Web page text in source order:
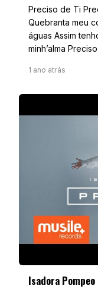
Preciso de Ti
Quebranta meu
águas Assim
minh’alma
1 ano atrás
Isadora